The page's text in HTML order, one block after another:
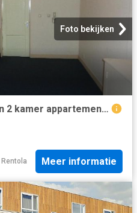
Foto bekijken
Te huur in Driebergen: een 2 kamer appartement in
Rentola Meer informatie